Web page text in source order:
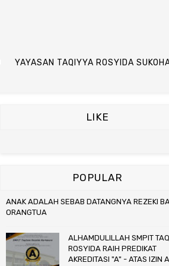
YAYASAN TAQIYYA ROSYIDA
LIKE
POPULAR
ANAK ADALAH SEBAB DATANGNYA REZEKI
ORANGTUA
ALHAMDULILLAH SMPIT
ROSYIDA RAIH PREDIKAT
AKREDITASI "A" - ATAS IZIN